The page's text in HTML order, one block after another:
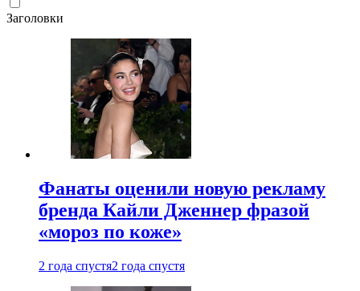
Заголовки
Фанаты оценили новую рекламу
бренда Кайли Дженнер фразой
«мороз по коже»
2 года спустя2 года спустя